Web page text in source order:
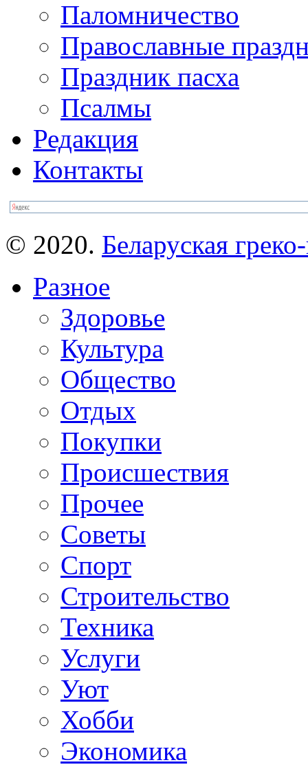
Паломничество
Православные
Праздник пасха
Псалмы
Редакция
Контакты
© 2020. Беларуская
Разное
Здоровье
Культура
Общество
Отдых
Покупки
Происшествия
Прочее
Советы
Спорт
Строительство
Техника
Услуги
Уют
Хобби
Экономика